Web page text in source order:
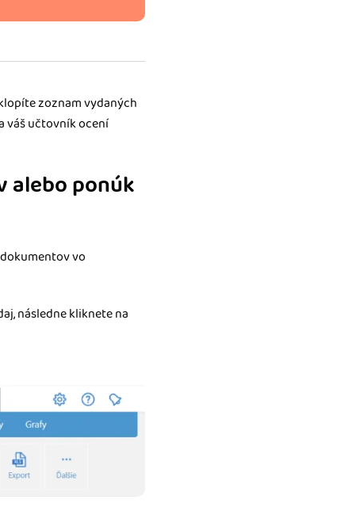
zoznam vydaných
váš učtovník ocení
alebo ponúk
vo
následne kliknete na